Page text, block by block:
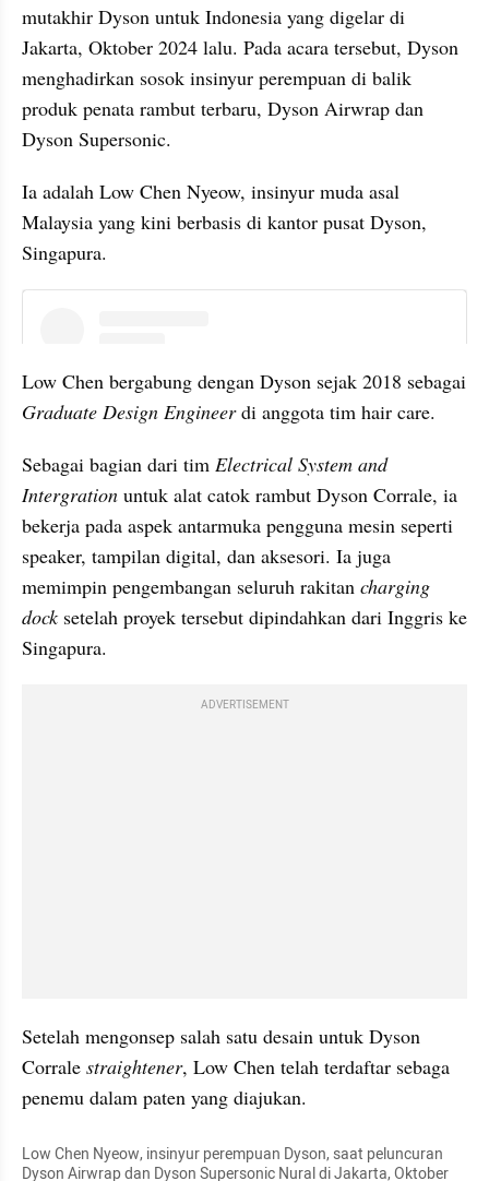
mutakhir Dyson untuk Indonesia yang digelar di
Jakarta, Oktober 2024 lalu. Pada acara tersebut, Dyson
menghadirkan sosok insinyur perempuan di balik
produk penata rambut terbaru, Dyson Airwrap dan
Dyson Supersonic.
Ia adalah Low Chen Nyeow, insinyur muda asal
Malaysia yang kini berbasis di kantor pusat Dyson,
Singapura.
Graduate Design Engineer di anggota tim hair care.
Sebagai bagian dari tim Electrical System and
Intergration untuk alat catok rambut Dyson Corrale, ia
bekerja pada aspek antarmuka pengguna mesin seperti
speaker, tampilan digital, dan aksesori. Ia juga
memimpin pengembangan seluruh rakitan charging
dock setelah proyek tersebut dipindahkan dari Inggris ke
Singapura.
ADVERTISEMENT
Setelah mengonsep salah satu desain untuk Dyson
Corrale straightener, Low Chen telah terdaftar sebaga
penemu dalam paten yang diajukan.
Low Chen Nyeow, insinyur perempuan Dyson, saat peluncuran
Dyson Airwrap dan Dyson Supersonic Nural di Jakarta, Oktober